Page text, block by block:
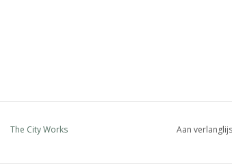
The City Works Aan